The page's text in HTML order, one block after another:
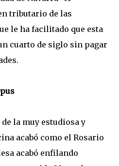
tributario de las
le ha facilitado que esta
cuarto de siglo sin pagar
la muy estudiosa y
acabó como el Rosario
acabó enfilando